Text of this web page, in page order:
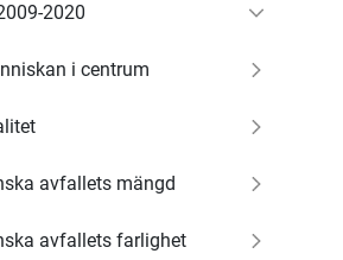
2020
i centrum
avfallets mängd
avfallets farlighet